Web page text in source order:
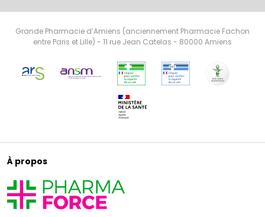
Grande Pharmacie d’Amiens (anciennement Pharmacie Fachon
entre Paris et Lille) - 11 rue Jean Catelas - 80000 Amiens
À propos